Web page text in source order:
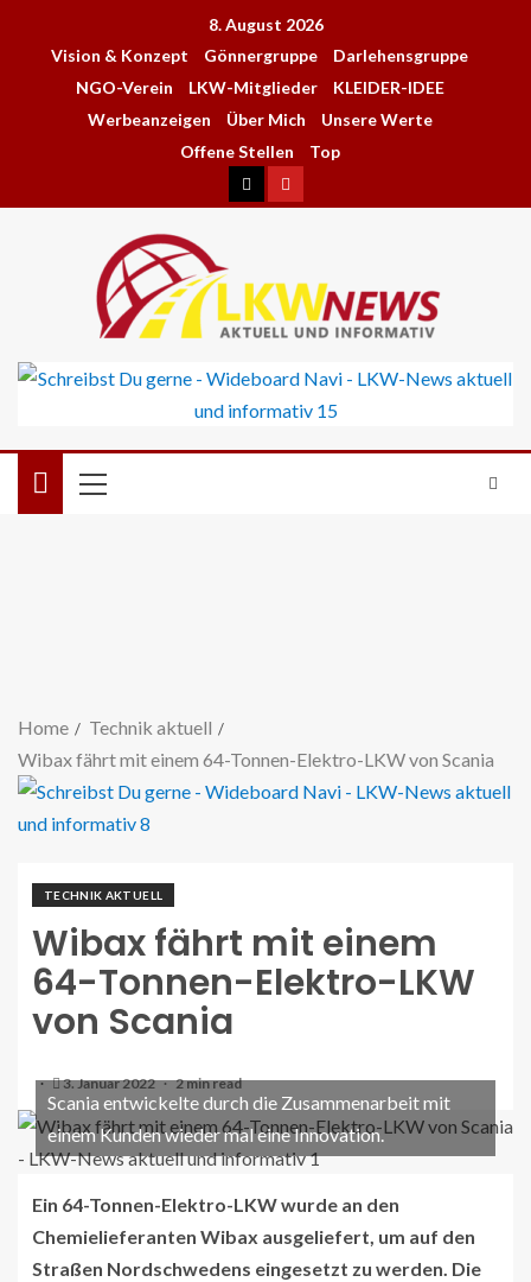
8. August 2026
Vision & Konzept
Gönnergruppe
Darlehensgruppe
NGO-Verein
LKW-Mitglieder
KLEIDER-IDEE
Werbeanzeigen
Über Mich
Unsere Werte
Offene Stellen
Top
Home
Technik aktuell
Wibax fährt mit einem 64-Tonnen-Elektro-LKW von Scania
TECHNIK AKTUELL
Wibax fährt mit einem
64-Tonnen-Elektro-LKW
von Scania
3. Januar 2022 2 min read
Scania entwickelte durch die Zusammenarbeit mit
einem Kunden wieder mal eine Innovation.
Ein 64-Tonnen-Elektro-LKW wurde an den
Chemielieferanten Wibax ausgeliefert, um auf den
Straßen Nordschwedens eingesetzt zu werden. Die